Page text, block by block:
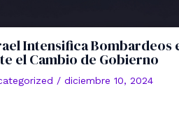
Intensifica Bombardeos
el Cambio de Gobierno
/ diciembre 10, 2024